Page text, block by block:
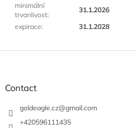
minimální
trvanlivost:
31.1.2026
expirace: 31.1.2028
F
Contact
goldeagle.cz@gmail.com
+420596111435